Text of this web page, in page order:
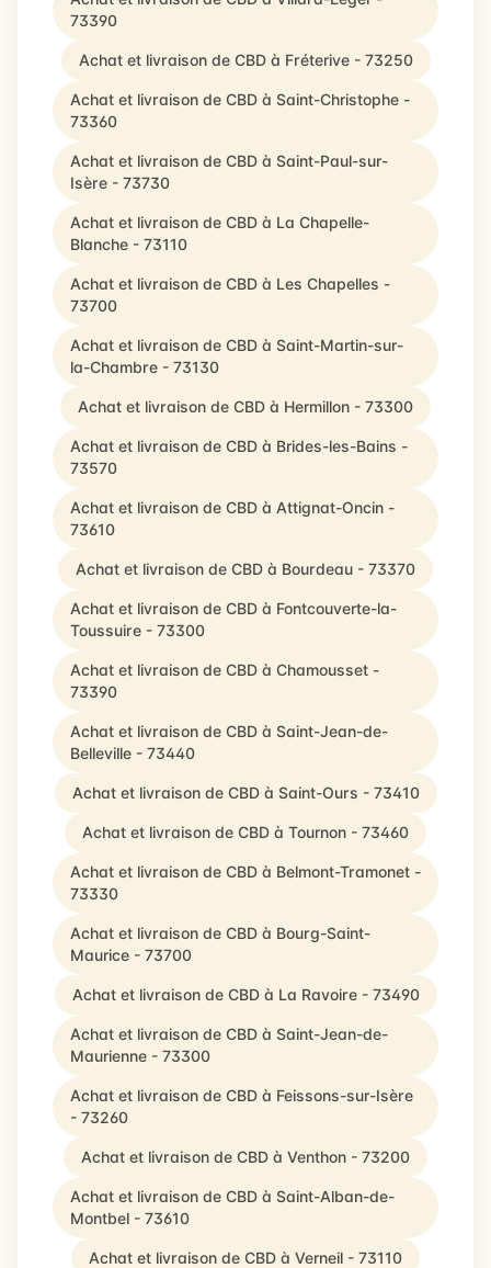
73390
Achat et livraison de CBD à Fréterive - 73250
Achat et livraison de CBD à Saint-Christophe -
73360
Achat et livraison de CBD à Saint-Paul-sur-
Isère - 73730
Achat et livraison de CBD à La Chapelle-
Blanche - 73110
Achat et livraison de CBD à Les Chapelles -
73700
Achat et livraison de CBD à Saint-Martin-sur-
la-Chambre - 73130
Achat et livraison de CBD à Hermillon - 73300
Achat et livraison de CBD à Brides-les-Bains -
73570
Achat et livraison de CBD à Attignat-Oncin -
73610
Achat et livraison de CBD à Bourdeau - 73370
Achat et livraison de CBD à Fontcouverte-la-
Toussuire - 73300
Achat et livraison de CBD à Chamousset -
73390
Achat et livraison de CBD à Saint-Jean-de-
Belleville - 73440
Achat et livraison de CBD à Saint-Ours - 73410
Achat et livraison de CBD à Tournon - 73460
Achat et livraison de CBD à Belmont-Tramonet -
73330
Achat et livraison de CBD à Bourg-Saint-
Maurice - 73700
Achat et livraison de CBD à La Ravoire - 73490
Achat et livraison de CBD à Saint-Jean-de-
Maurienne - 73300
Achat et livraison de CBD à Feissons-sur-Isère
- 73260
Achat et livraison de CBD à Venthon - 73200
Achat et livraison de CBD à Saint-Alban-de-
Montbel - 73610
Achat et livraison de CBD à Verneil - 73110